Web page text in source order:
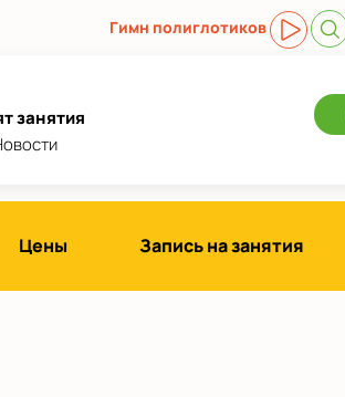
Гимн полиглотиков
занятия
Цены Запись на занятия